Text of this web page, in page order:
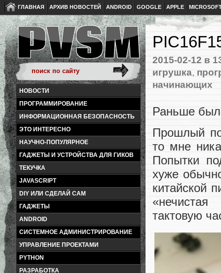
ГЛАВНАЯ АРХИВ НОВОСТЕЙ ANDROID GOOGLE APPLE
НОВОСТИ
ПРОГРАММИРОВАНИЕ
ИНФОРМАЦИОННАЯ БЕЗОПАСНОСТЬ
ЭТО ИНТЕРЕСНО
НАУЧНО-ПОПУЛЯРНОЕ
ГАДЖЕТЫ И УСТРОЙСТВА ДЛЯ ГИКОВ
ТЕКУЧКА
JAVASCRIPT
DIY ИЛИ СДЕЛАЙ САМ
ГАДЖЕТЫ
ANDROID
СИСТЕМНОЕ АДМИНИСТРИРОВАНИЕ
УПРАВЛЕНИЕ ПРОЕКТАМИ
PYTHON
РАЗРАБОТКА
2015-02-12 в
игрушка,
начинающих
Раньше
Прошлый
то мне
Попытки
хуже
китайской
тактовую